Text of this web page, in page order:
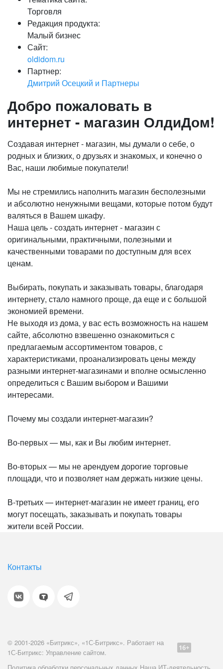
Торговля
Редакция продукта:
Малый бизнес
Сайт:
oldidom.ru
Партнер:
Дмитрий Осецкий и Партнеры
Добро пожаловать в
интернет - магазин ОлдиДом!
Создавая интернет - магазин, мы думали о себе, о
родных и близких, о друзьях и знакомых, и конечно о
Вас, наши любимые покупатели!
Мы не стремились наполнить магазин бесполезными
и абсолютно ненужными вещами, которые потом будут
валяться в Вашем шкафу.
Наша цель - создать интернет - магазин с
оригинальными, практичными, полезными и
качественными товарами по доступным для всех
ценам.
Выбирать, покупать и заказывать товары, благодаря
интернету, стало намного проще, да еще и с большой
экономией времени.
Не выходя из дома, у вас есть возможность на нашем
сайте, абсолютно взвешенно ознакомиться с
предлагаемым ассортиментом товаров, с
характеристиками, проанализировать цены между
разными интернет-магазинами и вполне осмысленно
определиться с Вашим выбором и Вашими
интересами.
Почему мы создали интернет-магазин?
Во-первых — мы, как и Вы любим интернет.
Во-вторых — мы не арендуем дорогие торговые
площади, что и позволяет нам держать низкие цены.
В-третьих — интернет-магазин не имеет границ, его
могут посещать, заказывать и покупать товары
жители всей России.
Контакты
© 2001-2026 «Битрикс», «1С-Битрикс». Работает на
1С-Битрикс: Управление сайтом.